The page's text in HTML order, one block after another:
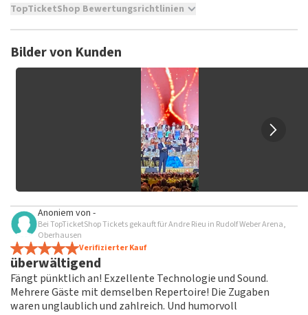
TopTicketShop Bewertungsrichtlinien
Es ist nicht möglich, eine Bewertung abzugeben, wenn du
beleidigender Sprache und/oder falschen Angaben werden
nicht veröffentlicht. Es kann einige Wochen dauern, bis eine
Bewertung veröffentlicht wird.
Bilder von Kunden
Anoniem von -
Bei TopTicketShop Tickets gekauft für Andre Rieu in Rudolf Weber Arena,
Oberhausen
Verifizierter Kauf
überwältigend
Fängt pünktlich an! Exzellente Technologie und Sound.
Mehrere Gäste mit demselben Repertoire! Die Zugaben
waren unglaublich und zahlreich. Und humorvoll